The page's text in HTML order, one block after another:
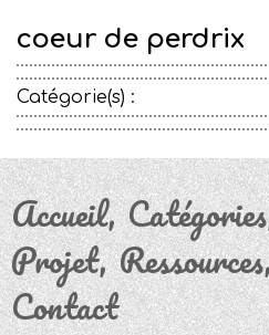
coeur de perdrix
Catégorie(s) :
Accueil Catégories
Projet Ressources
Contact